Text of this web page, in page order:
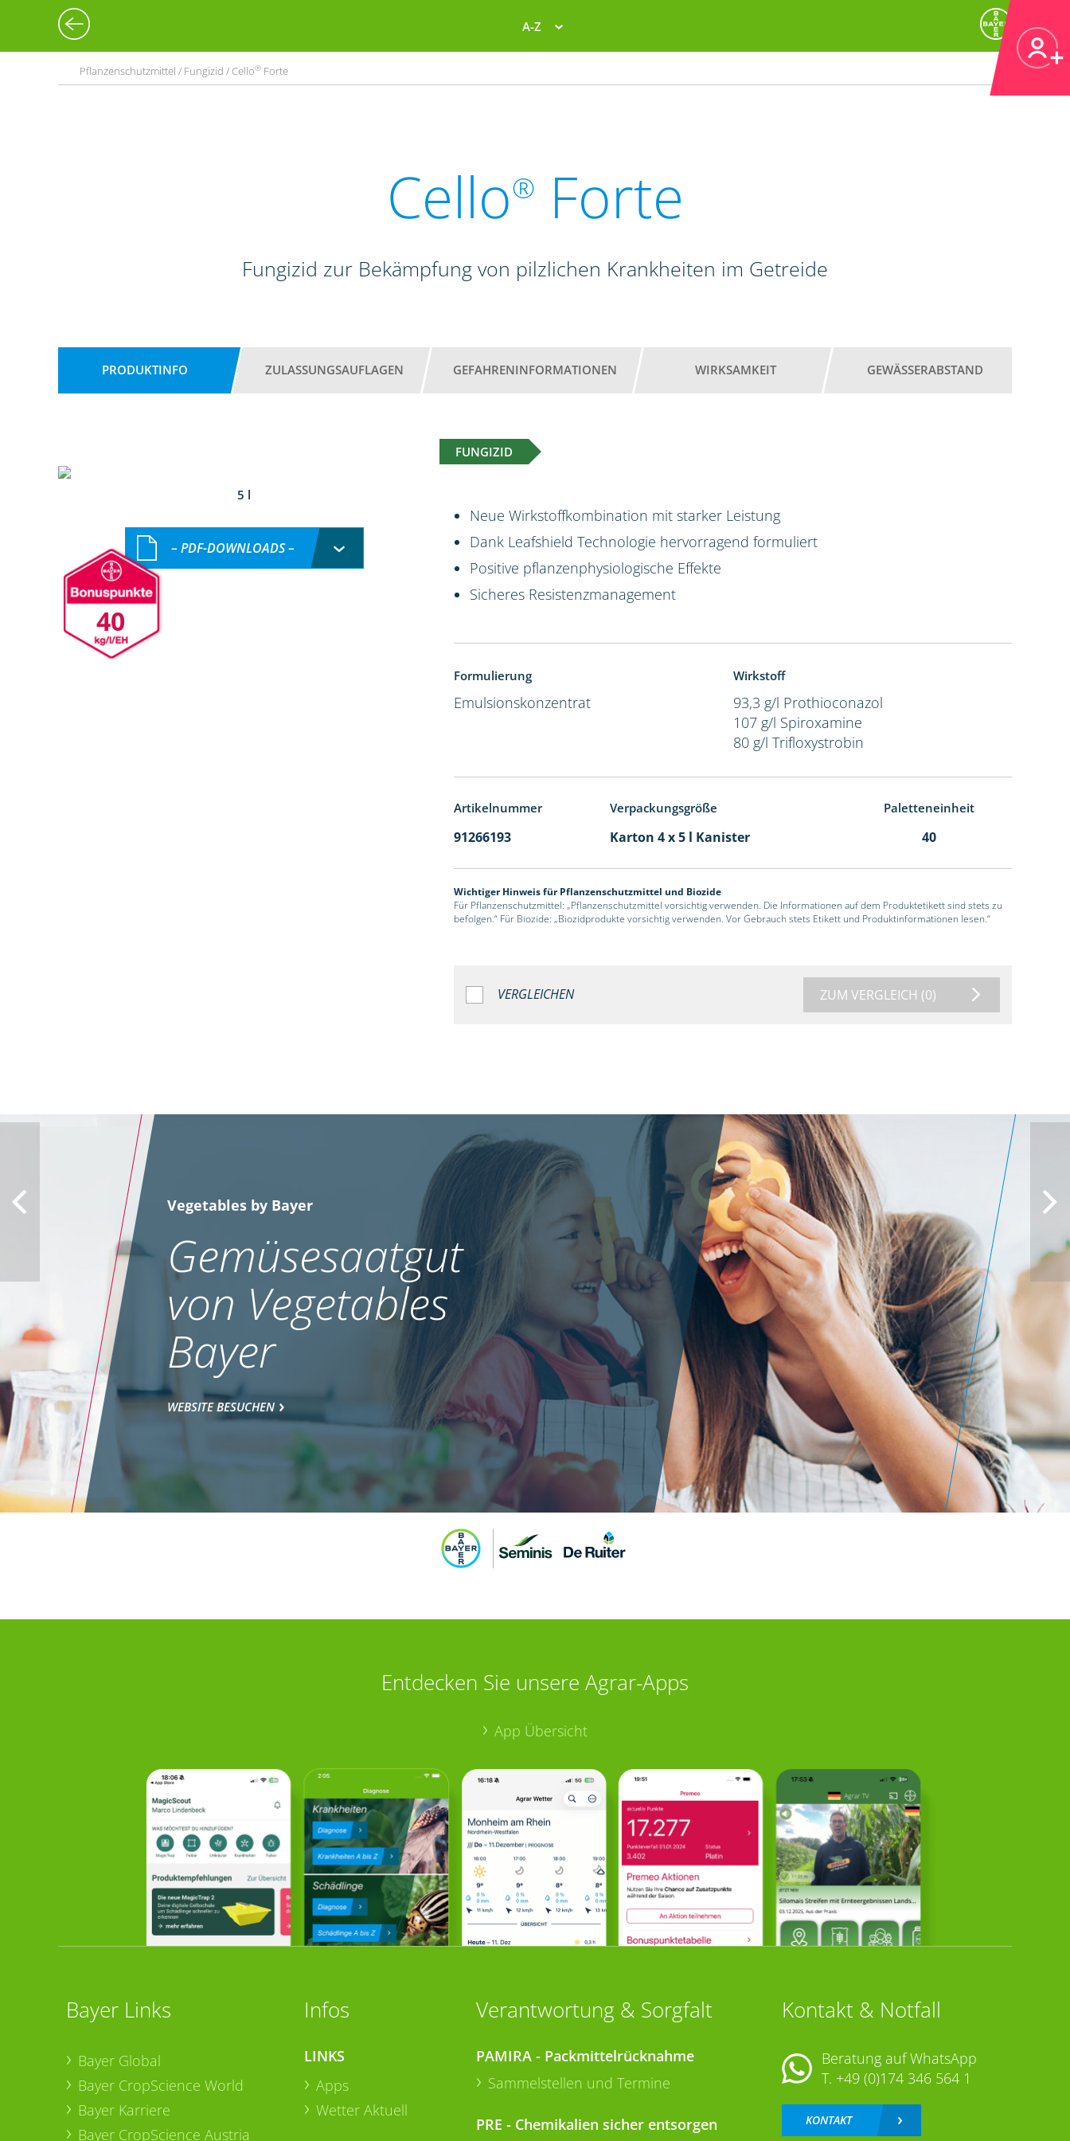
A-Z
Pflanzenschutzmittel / Fungizid / Cello® Forte
Cello® Forte
Fungizid zur Bekämpfung von pilzlichen Krankheiten im Getreide
PRODUKTINFO ZULASSUNGSAUFLAGEN GEFAHRENINFORMATIONEN WIRKSAMKEIT GEWÄSSERABSTAND
FUNGIZID
5 l
40
– PDF-DOWNLOADS –
Neue Wirkstoffkombination mit starker Leistung
Dank Leafshield Technologie hervorragend formuliert
Positive pflanzenphysiologische Effekte
Sicheres Resistenzmanagement
Formulierung
Emulsionskonzentrat
Wirkstoff
93,3 g/l Prothioconazol
107 g/l Spiroxamine
80 g/l Trifloxystrobin
Artikelnummer Verpackungsgröße Paletteneinheit
91266193 Karton 4 x 5 l Kanister 40
Wichtiger Hinweis für Pflanzenschutzmittel und Biozide
Für Pflanzenschutzmittel: „Pflanzenschutzmittel vorsichtig verwenden. Die Informationen auf dem Produktetikett sind stets zu
befolgen.“ Für Biozide: „Biozidprodukte vorsichtig verwenden. Vor Gebrauch stets Etikett und Produktinformationen lesen.“
VERGLEICHEN ZUM VERGLEICH (0)
Vegetables by Bayer
Gemüsesaatgut
von Vegetables
Bayer
WEBSITE BESUCHEN
Entdecken Sie unsere Agrar-Apps
App Übersicht
Bayer Links
Bayer Global
Bayer CropScience World
Bayer Karriere
Bayer CropScience Austria
Infos
LINKS
Apps
Wetter Aktuell
Verantwortung & Sorgfalt
PAMIRA - Packmittelrücknahme
Sammelstellen und Termine
PRE - Chemikalien sicher entsorgen
Kontakt & Notfall
Beratung auf WhatsApp
T. +49 (0)174 346 564 1
KONTAKT